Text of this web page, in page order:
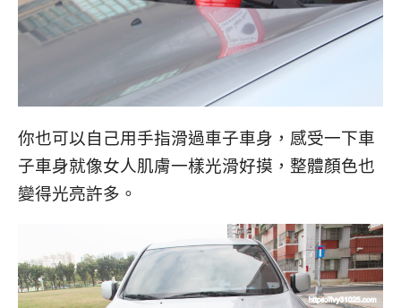
你也可以自己用手指滑過車子車身，感受一下車
子車身就像女人肌膚一樣光滑好摸，整體顏色也
變得光亮許多。